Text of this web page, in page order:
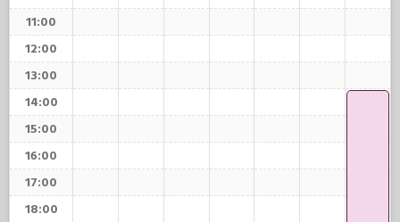
11:00
12:00
13:00
14:00
15:00
16:00
17:00
18:00